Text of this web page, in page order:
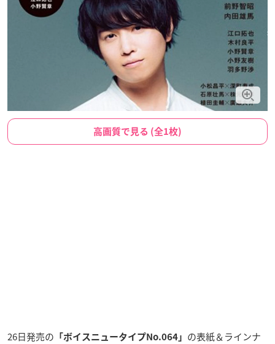
高画質で見る (全1枚)
26日発売の 「ボイスニュータイプNo.064 」 の表紙＆ラインナ